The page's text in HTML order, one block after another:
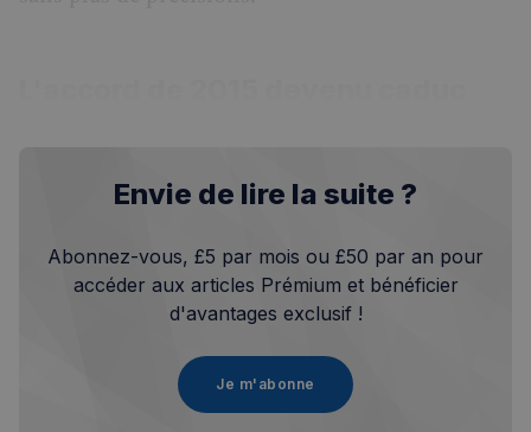
Envie de lire la suite ?
Abonnez-vous, £5 par mois ou £50 par an pour
accéder aux articles Prémium et bénéficier
d'avantages exclusif !
Je m'abonne